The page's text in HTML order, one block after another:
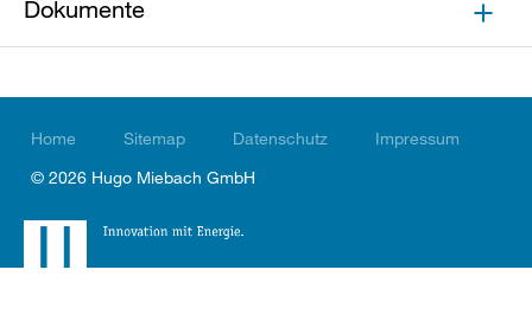
Dokumente
Home Sitemap Datenschutz
Impressum
© 2026 Hugo Miebach GmbH